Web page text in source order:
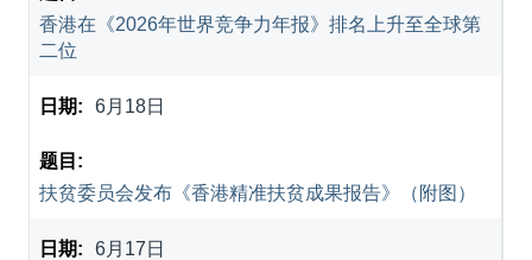
香港在《2026年世界竞争力年报》排名上升至全球第
二位
6月18日
扶贫委员会发布《香港精准扶贫成果报告》（附图）
6月17日